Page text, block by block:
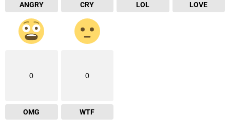
ANGRY CRY LOL LOVE
0
OMG
0
WTF